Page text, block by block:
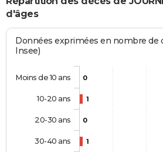
d'âges
Données exprimées en nombre de
Insee)
0
1
0
1
Moins de 10 ans
10-20 ans
20-30 ans
30-40 ans